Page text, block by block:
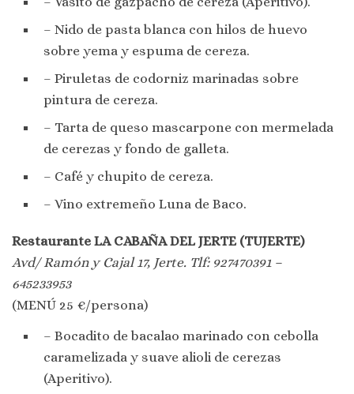
– Nido de pasta blanca con hilos de huevo
sobre yema y espuma de cereza.
– Piruletas de codorniz marinadas sobre
pintura de cereza.
– Tarta de queso mascarpone con mermelada
de cerezas y fondo de galleta.
– Café y chupito de cereza.
– Vino extremeño Luna de Baco.
Restaurante LA CABAÑA DEL JERTE (TUJERTE)
Avd/ Ramón y Cajal 17, Jerte. Tlf: 927470391 –
645233953
(MENÚ 25 €/persona)
– Bocadito de bacalao marinado con cebolla
caramelizada y suave alioli de cerezas
(Aperitivo).